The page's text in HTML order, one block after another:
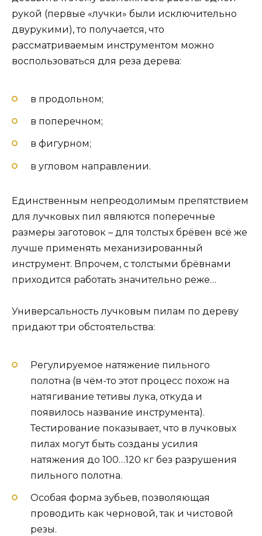
рукой (первые «лучки» были исключительно
двурукими), то получается, что
рассматриваемым инструментом можно
воспользоваться для реза дерева:
в продольном;
в поперечном;
в фигурном;
в угловом направлении.
Единственным непреодолимым препятствием
для лучковых пил являются поперечные
размеры заготовок – для толстых брёвен всё же
лучше применять механизированный
инструмент. Впрочем, с толстыми брёвнами
приходится работать значительно реже…
Универсальность лучковым пилам по дереву
придают три обстоятельства:
Регулируемое натяжение пильного
полотна (в чём-то этот процесс похож на
натягивание тетивы лука, откуда и
появилось название инструмента).
Тестирование показывает, что в лучковых
пилах могут быть созданы усилия
натяжения до 100…120 кг без разрушения
пильного полотна.
Особая форма зубьев, позволяющая
проводить как черновой, так и чистовой
резы.